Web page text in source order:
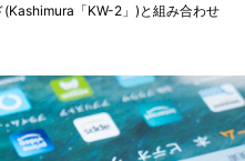
「KW-2」)と組み合わせ